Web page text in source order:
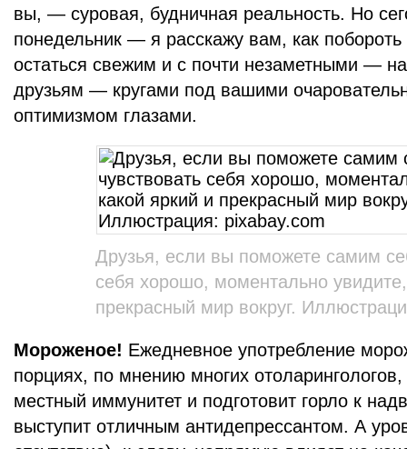
вы, — суровая, будничная реальность. Но
понедельник — я расскажу вам, как
остаться свежим и с почти незаметными —
друзьям — кругами под вашими
оптимизмом глазами.
Друзья, если вы поможете самим
себя хорошо, моментально
прекрасный мир вокруг.
Мороженое! Ежедневное употребление
порциях, по мнению многих
местный иммунитет и подготовит горло к
выступит отличным антидепрессантом. А